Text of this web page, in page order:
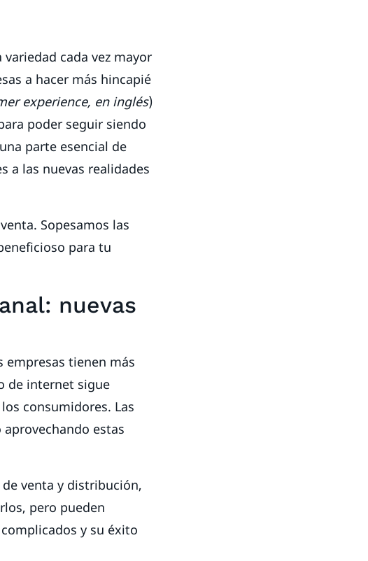
cada vez mayor
a hacer más hincapié
experience, en inglés)
poder seguir siendo
parte esencial de
a las nuevas realidades
Sopesamos las
para tu
nuevas
empresas tienen más
de internet sigue
consumidores. Las
estas
venta y distribución,
pero pueden
y su éxito